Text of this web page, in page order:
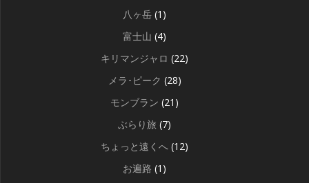
八ヶ岳 (1)
富士山 (4)
キリマンジャロ (22)
メラ･ピーク (28)
モンブラン (21)
ぶらり旅 (7)
ちょっと遠くへ (12)
お遍路 (1)